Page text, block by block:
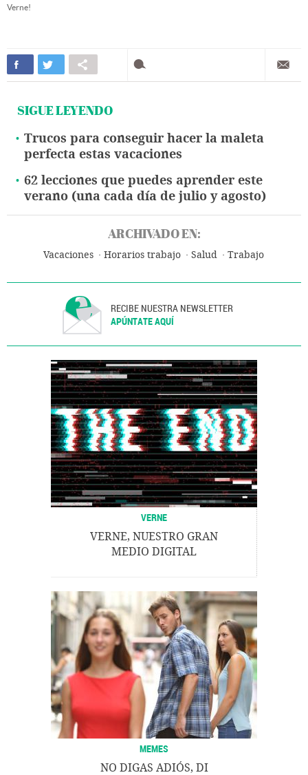
Verne!
SIGUE LEYENDO
Trucos para conseguir hacer la maleta
perfecta estas vacaciones
62 lecciones que puedes aprender este
verano (una cada día de julio y agosto)
ARCHIVADO EN:
Vacaciones Horarios trabajo Salud Trabajo
RECIBE NUESTRA NEWSLETTER
APÚNTATE AQUÍ
VERNE
VERNE, NUESTRO GRAN
MEDIO DIGITAL
MEMES
NO DIGAS ADIÓS, DI